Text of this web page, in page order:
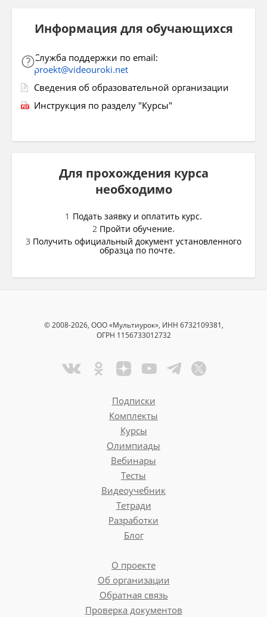
Информация для обучающихся
Служба поддержки по email:
proekt@videouroki.net
Сведения об образовательной организации
Инструкция по разделу "Курсы"
Для прохождения курса
необходимо
Подать заявку и оплатить курс.
Пройти обучение.
Получить официальный документ установленного
образца по почте.
© 2008-2026, ООО «Мультиурок», ИНН 6732109381,
ОГРН 1156733012732
Подписки
Комплекты
Курсы
Олимпиады
Вебинары
Тесты
Видеоучебник
Тетради
Разработки
Блог
О проекте
Об организации
Обратная связь
Проверка документов